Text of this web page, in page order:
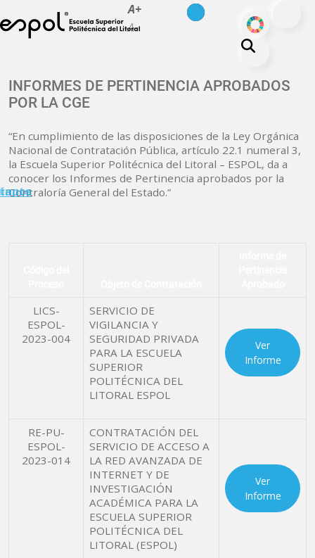
Pasar al contenido principal
A+
A-
ODS
La ESPOL
Educación
Vida politécnica
Investigación
Nuestra Huella
Transparencia
INFORMES DE PERTINENCIA APROBADOS
POR LA CGE
“En cumplimiento de las disposiciones de la Ley Orgánica
Nacional de Contratación Pública, artículo 22.1 numeral 3,
la Escuela Superior Politécnica del Litoral – ESPOL, da a
conocer los Informes de Pertinencia aprobados por la
Contraloría General del Estado.”
LICS-
ESPOL-
2023-004
SERVICIO DE
VIGILANCIA Y
SEGURIDAD PRIVADA
PARA LA ESCUELA
SUPERIOR
POLITÉCNICA DEL
LITORAL ESPOL
Ver
Informe
RE-PU-
ESPOL-
2023-014
CONTRATACIÓN DEL
SERVICIO DE ACCESO A
LA RED AVANZADA DE
INTERNET Y DE
INVESTIGACIÓN
ACADÉMICA PARA LA
ESCUELA SUPERIOR
POLITÉCNICA DEL
LITORAL (ESPOL)
Ver
Informe